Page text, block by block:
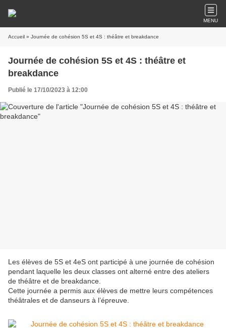
MENU
Accueil » Journée de cohésion 5S et 4S : théâtre et breakdance
Journée de cohésion 5S et 4S : théâtre et
breakdance
Publié le 17/10/2023 à 12:00
Les élèves de 5S et 4eS ont participé à une journée de cohésion
pendant laquelle les deux classes ont alterné entre des ateliers
de théâtre et de breakdance.
Cette journée a permis aux élèves de mettre leurs compétences
théâtrales et de danseurs à l’épreuve.